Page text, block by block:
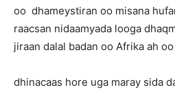
oo dhameystiran oo misana
raacsan nidaamyada looga
jiraan dalal badan oo Afrika ah
dhinacaas hore uga maray sida